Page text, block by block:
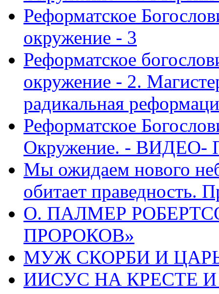
Реформатское
окружение - 3
Реформатское
окружение - 2.
радикальная
Реформатское
Окружение. - ВИДЕО-
Мы ожидаем нового
обитает праведность.
О. ПАЛМЕР
ПРОРОКОВ»
МУЖ СКОРБИ И ЦАРЬ
ИИСУС НА КРЕСТЕ